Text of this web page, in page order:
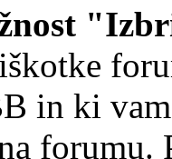
in ki
forumu.